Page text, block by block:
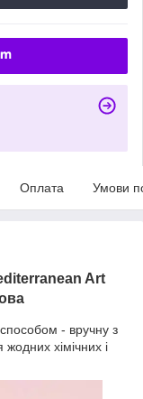
Оплата Умови
Art
- вручну з
жодних хімічних і